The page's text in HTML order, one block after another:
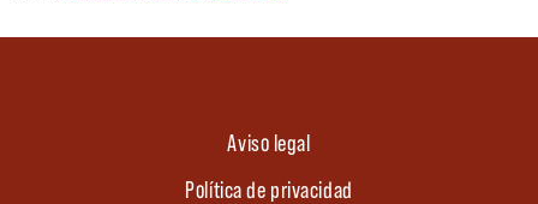
Aviso legal
Política de privacidad